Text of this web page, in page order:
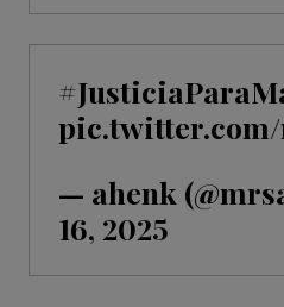
— ahenk
16, 2025